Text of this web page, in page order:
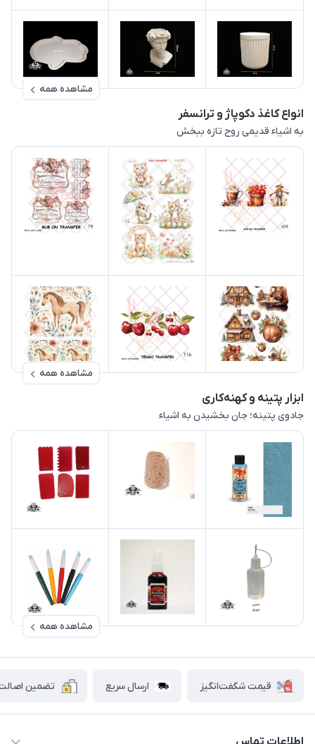
مشاهده همه
انواع کاغذ دکوپاژ و ترانسفر
به اشیاء قدیمی روح تازه ببخش
مشاهده همه
ابزار پتینه و کهنه‌کاری
جادوی پتینه؛ جان بخشیدن به اشیاء
مشاهده همه
قیمت شگفت‌انگیز ارسال سریع تضمین اصالت